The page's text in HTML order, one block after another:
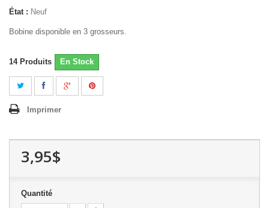
État : Neuf
Bobine disponible en 3 grosseurs.
14 Produits En Stock
Imprimer
3,95$
Quantité